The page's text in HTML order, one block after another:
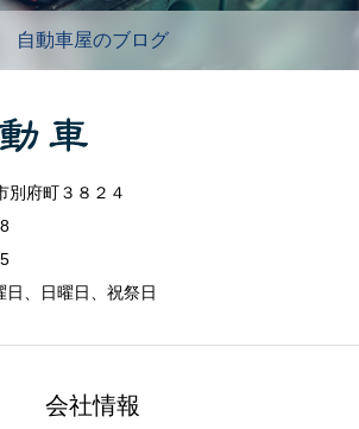
自動車屋のブログ
別府町３８２４
、日曜日、祝祭日
会社情報